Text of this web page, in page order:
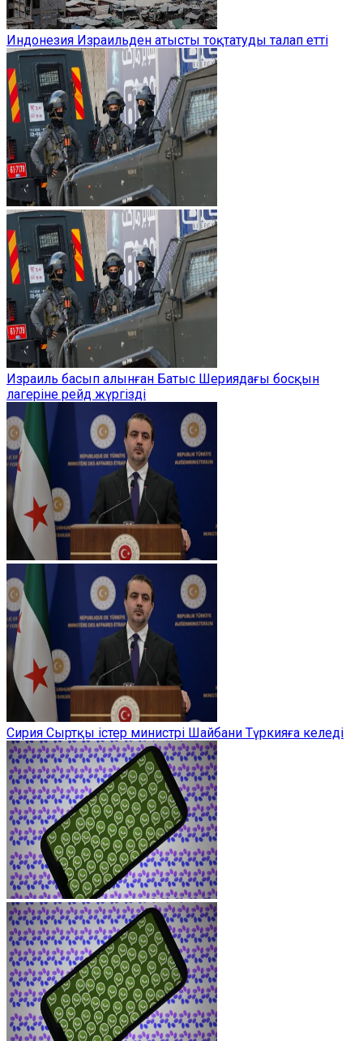
Индонезия Израильден атысты тоқтатуды талап етті
Израиль басып алынған Батыс Шериядағы босқын
лагеріне рейд жүргізді
Сирия Сыртқы істер министрі Шайбани Түркияға келеді